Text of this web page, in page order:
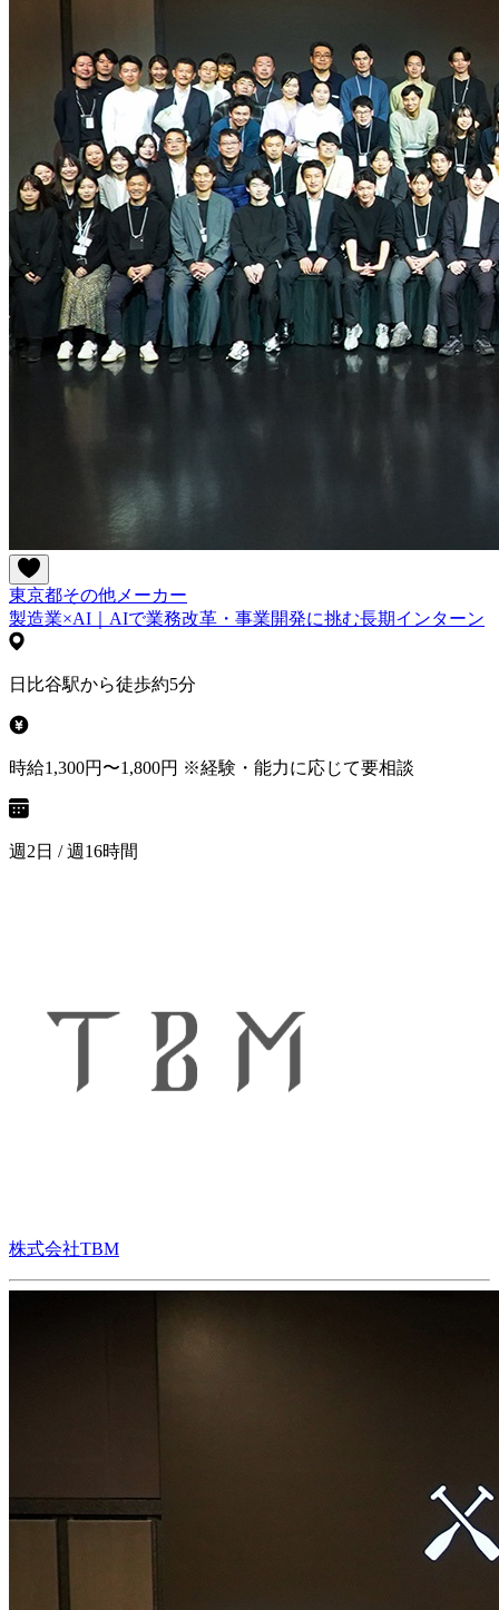
東京都その他 メーカー
製造業×AI｜AIで業務改革・事業開発に挑む長期インターン
日比谷駅から徒歩約5分
時給1,300円〜1,800円 ※経験・能力に応じて要相談
週2日 / 週16時間
株式会社TBM